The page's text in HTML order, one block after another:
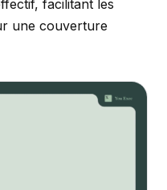
facilitant les
une couverture